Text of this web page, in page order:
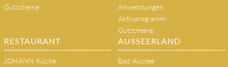
Gutscheine
Anwendungen
Aktivprogramm
Gutscheine
RESTAURANT
JOHANN Küche
AUSSEERLAND
Bad Aussee